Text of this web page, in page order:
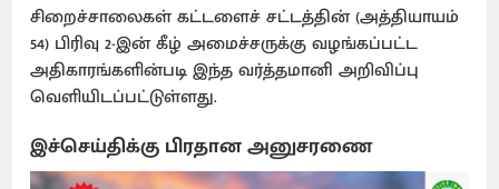
சிறைச்சாலைகள் கட்டளைச் சட்டத்தின் (அத்தியாயம்
54) பிரிவு 2-இன் கீழ் அமைச்சருக்கு வழங்கப்பட்ட
அதிகாரங்களின்படி இந்த வர்த்தமானி அறிவிப்பு
வெளியிடப்பட்டுள்ளது.
இச்செய்திக்கு பிரதான அனுசரணை